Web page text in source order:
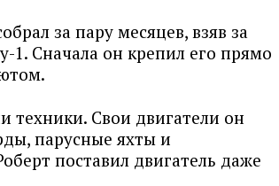
за пару месяцев, взяв за
1. Сначала он крепил его прямо
Свои двигатели он
парусные яхты и
поставил двигатель даже